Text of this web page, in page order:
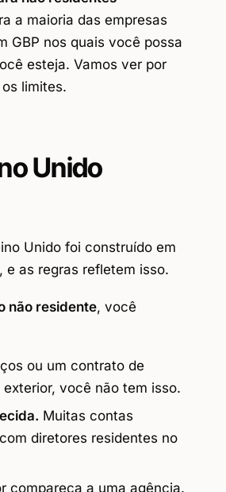
a maioria das empresas
GBP nos quais você possa
esteja. Vamos ver por
limites.
Unido
Unido foi construído em
e as regras refletem isso.
não residente, você
ou um contrato de
você não tem isso.
Muitas contas
diretores residentes no
compareça a uma agência.